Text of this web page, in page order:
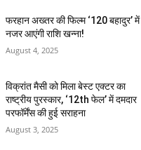
फरहान अख्तर की फिल्म ‘120 बहादुर’ में
नजर आएंगी राशि खन्ना!
August 4, 2025
विक्रांत मैसी को मिला बेस्ट एक्टर का
राष्ट्रीय पुरस्कार, ‘12th फेल’ में दमदार
परफॉर्मेंस की हुई सराहना
August 3, 2025